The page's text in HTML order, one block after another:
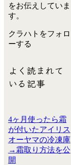
をお伝えしていま
す。
クラハトをフォロ
ーする
よく読まれて
いる記事
4ヶ月使ったら霜
が付いたアイリス
オーヤマの冷凍庫
→霜取り方法を公
開